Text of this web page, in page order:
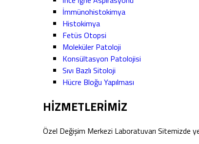
İmmünohistokimya
Histokimya
Fetüs Otopsi
Moleküler Patoloji
Konsültasyon Patolojisi
Sıvı Bazlı Sitoloji
Hücre Bloğu Yapılması
HİZMETLERİMİZ
Özel Değişim Merkezi Laboratuvarı Sitemizde